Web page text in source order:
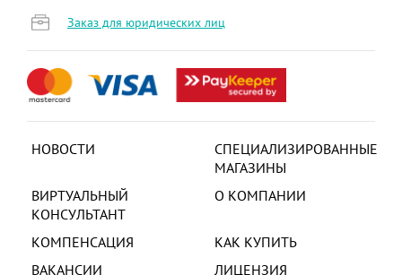
НОВОСТИ
СПЕЦИАЛИЗИРОВАННЫЕ
МАГАЗИНЫ
ВИРТУАЛЬНЫЙ
КОНСУЛЬТАНТ
О КОМПАНИИ
КОМПЕНСАЦИЯ
КАК КУПИТЬ
ВАКАНСИИ
ЛИЦЕНЗИЯ
Заказ для юридических лиц